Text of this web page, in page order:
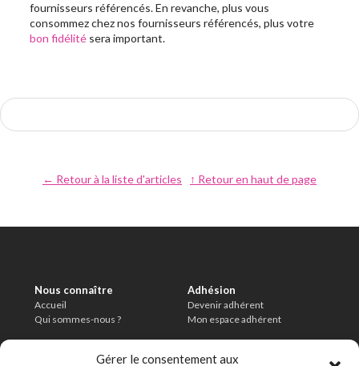
Gérer le consentement aux
fournisseurs référencés. En revanche, plus vous
consommez chez nos fournisseurs référencés, plus votre
bon fidélitésera important.
← Retour à la liste d'articles ↑ Retour en haut de page
Nous connaître
Accueil
Qui sommes-nous ?
Adhésion
Devenir adhérent
Mon espace adhérent
Mentions légales Charte de modération